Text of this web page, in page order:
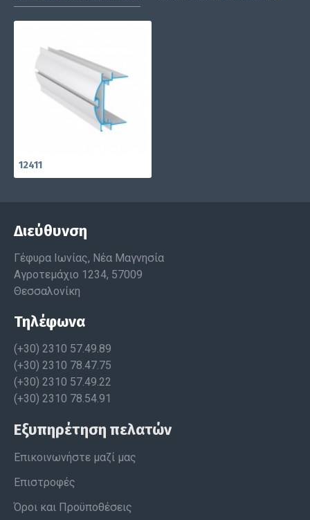
12411
Διεύθυνση
Γέφυρα Ιωνίας, Νέα Μαγνησία
Αγροτεμάχιο 1234, 57009
Θεσσαλονίκη
Τηλέφωνα
(+30) 2310 57.49.89
(+30) 2310 78.47.75
(+30) 2310 57.49.22
(+30) 2310 78.54.91
Εξυπηρέτηση πελατών
Επικοινωνήστε μαζί μας
Επιστροφές
Όροι και Προϋποθέσεις